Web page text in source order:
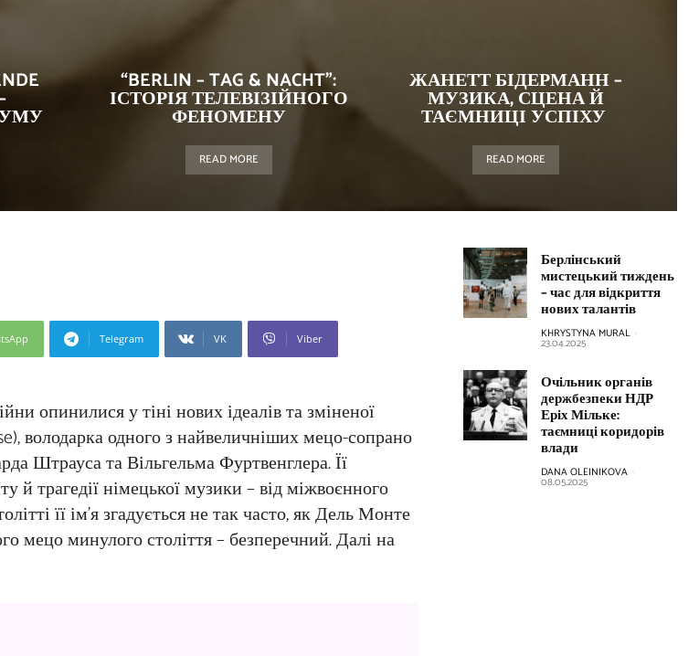
“BERLIN – TAG & NACHT”:
ІСТОРІЯ ТЕЛЕВІЗІЙНОГО
ФЕНОМЕНУ
READ MORE
ЖАНЕТТ БІДЕРМАНН –
МУЗИКА, СЦЕНА Й
ТАЄМНИЦІ УСПІХУ
READ MORE
Telegram VK Viber
опинилися у тіні нових ідеалів та зміненої
володарка одного з найвеличніших мецо-сопрано
Штрауса та Вільгельма Фуртвенглера. Її
й трагедії німецької музики – від міжвоєнного
її ім’я згадується не так часто, як Дель Монте
мецо минулого століття – безперечний. Далі на
Берлінський
мистецький тиждень
– час для відкриття
нових талантів
KHRYSTYNA MURAL
23.04.2025
Очільник органів
держбезпеки НДР
Еріх Мільке:
таємниці коридорів
влади
DANA OLEINIKOVA
08.05.2025